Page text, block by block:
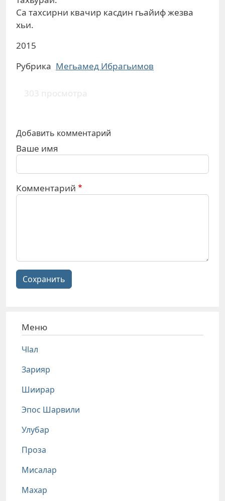
Са тахсирни квачир касдин гьайиф жезва
хьи.
2015
Рубрика Мегьамед Ибрагьимов
303 просмотра
Добавить комментарий
Ваше имя
Комментарий
Сохранить
Меню
Чlал
Зарияр
Шиирар
Эпос Шарвили
Улубар
Проза
Мисалар
Махар